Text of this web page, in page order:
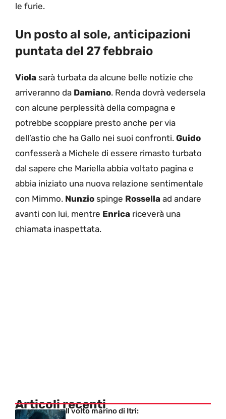
le furie.
Un posto al sole, anticipazioni
puntata del 27 febbraio
Viola sarà turbata da alcune belle notizie che
arriveranno da Damiano. Renda dovrà vedersela
con alcune perplessità della compagna e
potrebbe scoppiare presto anche per via
dell’astio che ha Gallo nei suoi confronti. Guido
confesserà a Michele di essere rimasto turbato
dal sapere che Mariella abbia voltato pagina e
abbia iniziato una nuova relazione sentimentale
con Mimmo. Nunzio spinge Rossella ad andare
avanti con lui, mentre Enrica riceverà una
chiamata inaspettata.
Articoli recenti
Il volto marino di Itri: